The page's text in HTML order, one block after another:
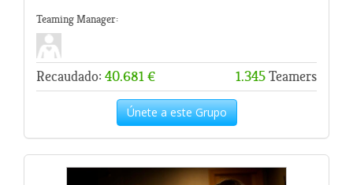
Teaming Manager:
Recaudado: 40.681 € 1.345Teamers
Únete a este Grupo